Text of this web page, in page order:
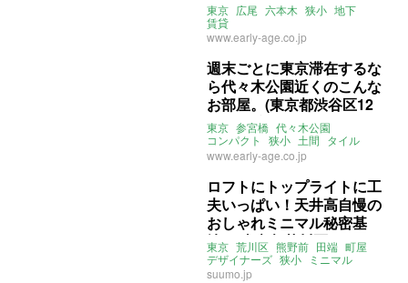
東京 広尾 六本木 狭小 地下
賃貸
www.early-age.co.jp
週末ごとに東京滞在するな
ら代々木公園近くのこんな
お部屋。(東京都渋谷区12
㎡の賃貸物件)
東京 参宮橋 代々木公園
コンパクト
狭小 土間 タイル
二拠点 賃貸
www.early-age.co.jp
ロフトにトップライトに工
夫いっぱい！天井高自慢の
おしゃれミニマル秘密基
地。(東京都荒川区14㎡の
賃貸物件)
東京 荒川区 熊野前 田端 町屋
デザイナーズ 狭小
ミニマル
ロフト ライター：葱山紫蘇子
suumo.jp